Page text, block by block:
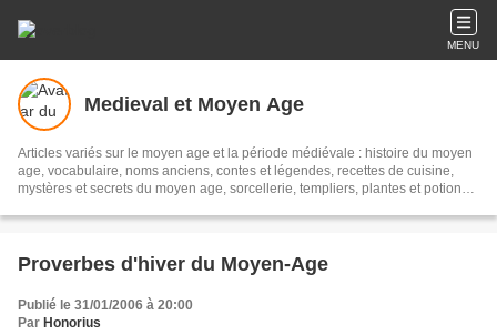
MENU
Medieval et Moyen Age
Articles variés sur le moyen age et la période médiévale : histoire du moyen
age, vocabulaire, noms anciens, contes et légendes, recettes de cuisine,
mystères et secrets du moyen age, sorcellerie, templiers, plantes et potions,
Proverbes d'hiver du Moyen-Age
Publié le 31/01/2006 à 20:00
Par Honorius